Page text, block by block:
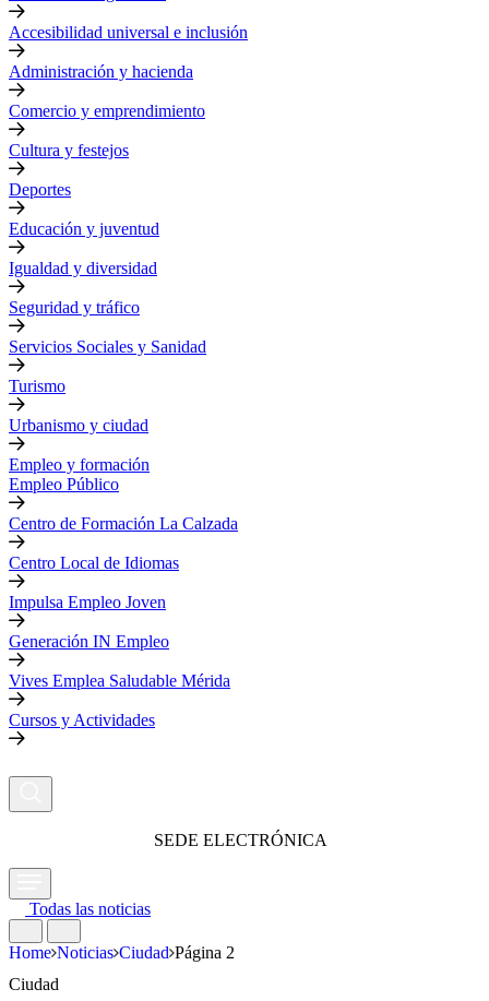
Accesibilidad universal e inclusión
Administración y hacienda
Comercio y emprendimiento
Cultura y festejos
Deportes
Educación y juventud
Igualdad y diversidad
Seguridad y tráfico
Servicios Sociales y Sanidad
Turismo
Urbanismo y ciudad
Empleo y formación
Empleo Público
Centro de Formación La Calzada
Centro Local de Idiomas
Impulsa Empleo Joven
Generación IN Empleo
Vives Emplea Saludable Mérida
Cursos y Actividades
SEDE ELECTRÓNICA
Todas las noticias
Home Noticias Ciudad Página 2
Ciudad